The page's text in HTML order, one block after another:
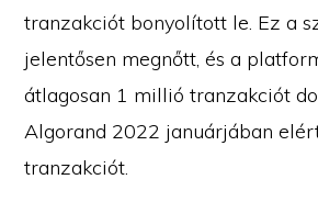
tranzakciót bonyolított le. Ez a
jelentősen megnőtt, és a
átlagosan 1 millió tranzakciót
Algorand 2022 januárjában
tranzakciót.